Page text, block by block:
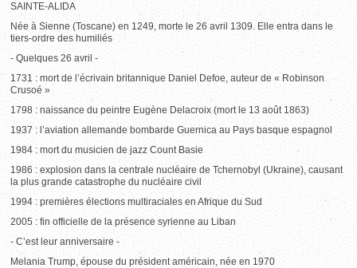
SAINTE-ALIDA
Née à Sienne (Toscane) en 1249, morte le 26 avril 1309. Elle entra dans le
tiers-ordre des humiliés
- Quelques 26 avril -
1731 : mort de l’écrivain britannique Daniel Defoe, auteur de « Robinson
Crusoé »
1798 : naissance du peintre Eugène Delacroix (mort le 13 août 1863)
1937 : l’aviation allemande bombarde Guernica au Pays basque espagnol
1984 : mort du musicien de jazz Count Basie
1986 : explosion dans la centrale nucléaire de Tchernobyl (Ukraine), causant
la plus grande catastrophe du nucléaire civil
1994 : premières élections multiraciales en Afrique du Sud
2005 : fin officielle de la présence syrienne au Liban
- C’est leur anniversaire -
Melania Trump, épouse du président américain, née en 1970